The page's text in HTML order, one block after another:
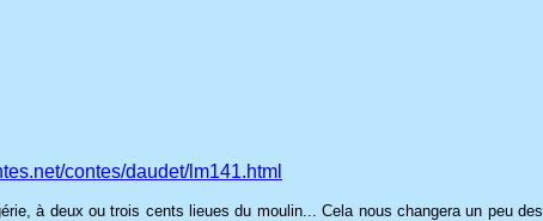
contes/daudet/lm141.html
à deux ou trois cents lieues du moulin... Cela nous changera un peu des